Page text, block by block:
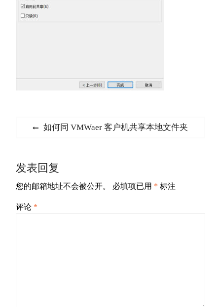
航
Previous
如何同 VMWaer 客户机共享本地文件夹
发表回复
您的邮箱地址不会被公开。 必填项已用 * 标注
评论 *